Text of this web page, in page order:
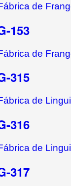
de
153
de
315
de
316
de
317